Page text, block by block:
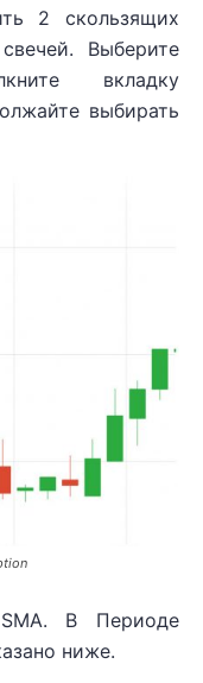
2 скользящих
Выберите
вкладку
выбирать
В Периоде
ниже.